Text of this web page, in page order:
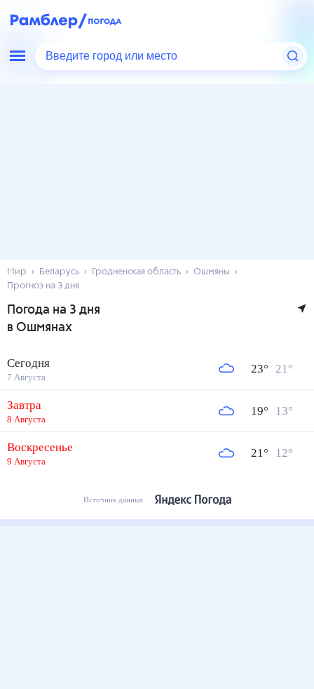
Введите город или место
Мир Беларусь Гродненская область
Ошмяны
Прогноз на 3 дня
Погода на 3 дня
в Ошмянах
Сегодня
7 Августа
23° 21°
Завтра
8 Августа
19° 13°
Воскресенье
9 Августа
21° 12°
Источник данных